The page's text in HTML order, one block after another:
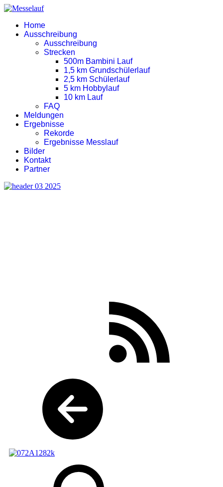
Home
Ausschreibung
Ausschreibung
Strecken
500m Bambini Lauf
1,5 km Grundschülerlauf
2,5 km Schülerlauf
5 km Hobbylauf
10 km Lauf
FAQ
Meldungen
Ergebnisse
Rekorde
Ergebnisse Messlauf
Bilder
Kontakt
Partner